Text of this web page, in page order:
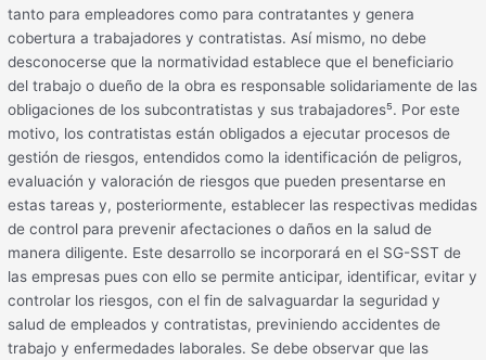
tanto para empleadores como para contratantes y genera
cobertura a trabajadores y contratistas. Así mismo, no debe
desconocerse que la normatividad establece que el beneficiario
del trabajo o dueño de la obra es responsable solidariamente de las
obligaciones de los subcontratistas y sus trabajadores⁵. Por este
motivo, los contratistas están obligados a ejecutar procesos de
gestión de riesgos, entendidos como la identificación de peligros,
evaluación y valoración de riesgos que pueden presentarse en
estas tareas y, posteriormente, establecer las respectivas medidas
de control para prevenir afectaciones o daños en la salud de
manera diligente. Este desarrollo se incorporará en el SG-SST de
las empresas pues con ello se permite anticipar, identificar, evitar y
controlar los riesgos, con el fin de salvaguardar la seguridad y
salud de empleados y contratistas, previniendo accidentes de
trabajo y enfermedades laborales. Se debe observar que las